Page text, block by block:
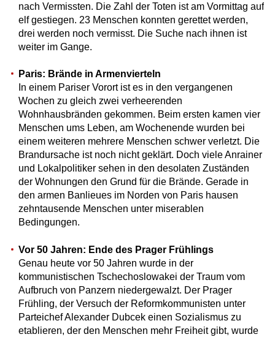
nach Vermissten. Die Zahl der Toten ist am Vormittag auf
elf gestiegen. 23 Menschen konnten gerettet werden,
drei werden noch vermisst. Die Suche nach ihnen ist
weiter im Gange.
Paris: Brände in Armenvierteln
In einem Pariser Vorort ist es in den vergangenen
Wochen zu gleich zwei verheerenden
Wohnhausbränden gekommen. Beim ersten kamen vier
Menschen ums Leben, am Wochenende wurden bei
einem weiteren mehrere Menschen schwer verletzt. Die
Brandursache ist noch nicht geklärt. Doch viele Anrainer
und Lokalpolitiker sehen in den desolaten Zuständen
der Wohnungen den Grund für die Brände. Gerade in
den armen Banlieues im Norden von Paris hausen
zehntausende Menschen unter miserablen
Bedingungen.
Vor 50 Jahren: Ende des Prager Frühlings
Genau heute vor 50 Jahren wurde in der
kommunistischen Tschechoslowakei der Traum vom
Aufbruch von Panzern niedergewalzt. Der Prager
Frühling, der Versuch der Reformkommunisten unter
Parteichef Alexander Dubcek einen Sozialismus zu
etablieren, der den Menschen mehr Freiheit gibt, wurde